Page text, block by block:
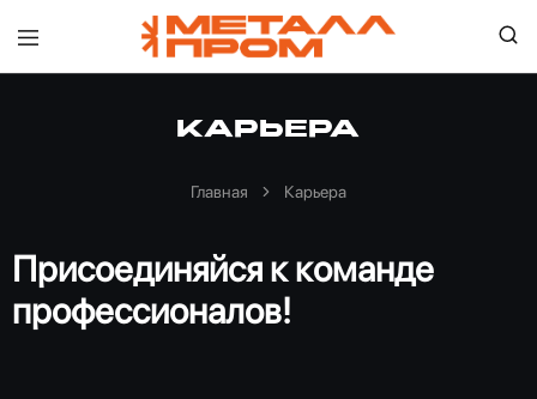
Главная Карьера
Карьера
Присоединяйся к команде
профессионалов!